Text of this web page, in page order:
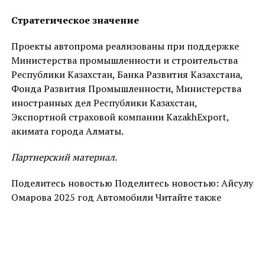
Стратегическое значение
Проекты автопрома реализованы при поддержке
Министерства промышленности и строительства
Республики Казахстан, Банка Развития Казахстана,
Фонда Развития Промышленности, Министерства
иностранных дел Республики Казахстан,
Экспортной страховой компании KazakhExport,
акимата города Алматы.
Партнерский материал.
Поделитесь новостью Поделитесь новостью: Айсулу
Омарова 2025 год Автомобили Читайте также